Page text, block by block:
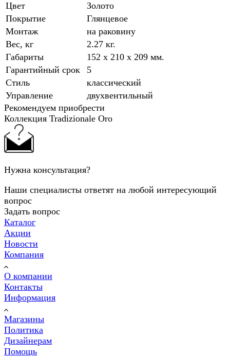
Цвет
Золото
Покрытие
Глянцевое
Монтаж
на раковину
Вес, кг
2.27 кг.
Габариты
152 x 210 x 209 мм.
Гарантийный срок
5
Стиль
классический
Управление
двухвентильный
Рекомендуем приобрести
Коллекция Tradizionale Oro
Нужна консультация?
Наши специалисты ответят на любой интересующий
вопрос
Задать вопрос
Каталог
Акции
Новости
Компания
О компании
Контакты
Информация
Магазины
Политика
Дизайнерам
Помощь